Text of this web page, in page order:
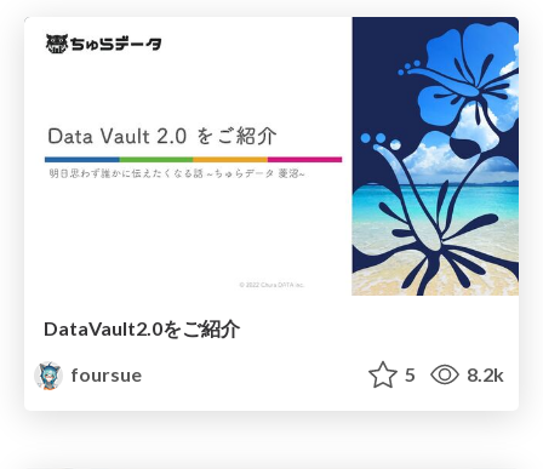
DataVault2.0をご紹介
foursue
5 8.2k